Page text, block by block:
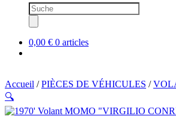
Recherche
de
produits
0,00 € 0 articles
Accueil /PIÈCES DE VÉHICULES /
🔍